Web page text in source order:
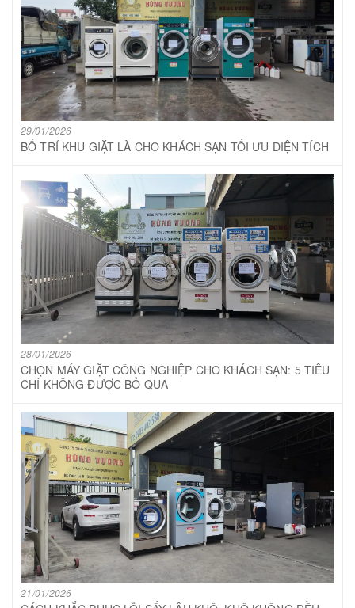
29/01/2026
BỐ TRÍ KHU GIẶT LÀ CHO KHÁCH SẠN TỐI ƯU DIỆN TÍCH
28/01/2026
CHỌN MÁY GIẶT CÔNG NGHIỆP CHO KHÁCH SẠN: 5 TIÊU
CHÍ KHÔNG ĐƯỢC BỎ QUA
21/01/2026